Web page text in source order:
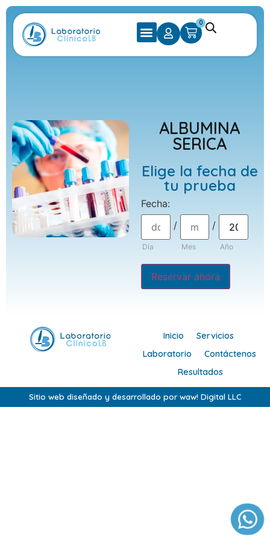
0
ALBUMINA
SERICA
Elige la fecha de
tu prueba
Fecha:
Día
/
Mes
/
Año
Reservar ahora
Inicio
Servicios
Laboratorio
Contáctenos
Resultados
Sitio web diseñado y desarrollado por waw! Digital LLC